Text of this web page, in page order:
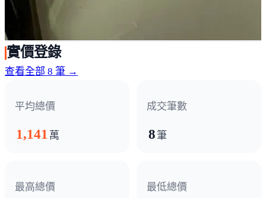
實價登錄
查看全部 8 筆 →
平均總價
1,141 萬
成交筆數
8筆
最高總價 最低總價